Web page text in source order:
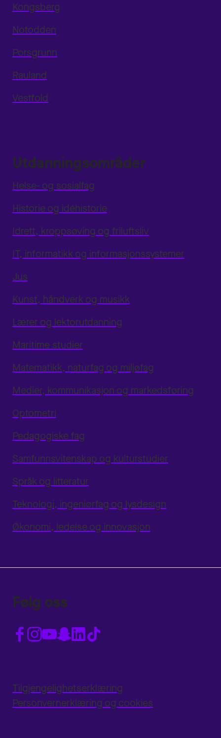
Kongsberg
Notodden
Porsgrunn
Rauland
Vestfold
Utdanningsområder
Helse- og sosialfag
Historie og idéhistorie
Idrett, kroppsøving og friluftsliv
IT, informatikk og informasjonssystemer
Jus
Kunst, håndverk og musikk
Lærer og lektorutdanning
Maritime studier
Matematikk, naturfag og miljøfag
Medier, kommunikasjon og markedsføring
Optometri
Pedagogiske fag
Samfunnsvitenskap og kulturstudier
Språk og litteratur
Teknologi, ingeniørfag og lysdesign
Økonomi, ledelse og innovasjon
Følg oss
Tilgjengelighetserklæring
Personvernerklæring og cookies